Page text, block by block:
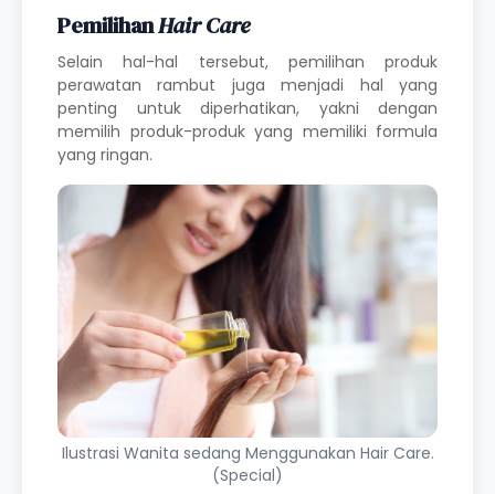
PemilihanHair Care
Selain hal-hal tersebut, pemilihan produk
perawatan rambut juga menjadi hal yang
penting untuk diperhatikan, yakni dengan
memilih produk-produk yang memiliki formula
yang ringan.
Ilustrasi Wanita sedang Menggunakan Hair Care.
(Special)